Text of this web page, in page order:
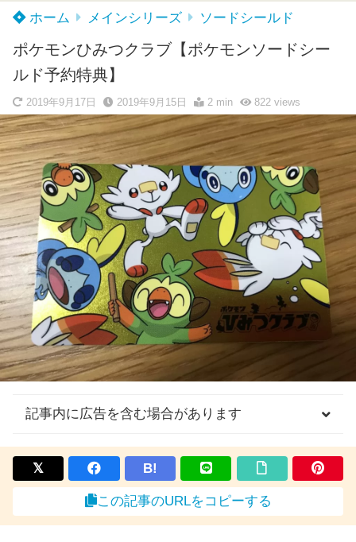
ホーム メインシリーズ ソードシールド
ポケモンひみつクラブ【ポケモンソードシー
ルド予約特典】
2019年9月17日 2019年9月15日 2 min 822views
記事内に広告を含む場合があります
B!
この記事のURLをコピーする